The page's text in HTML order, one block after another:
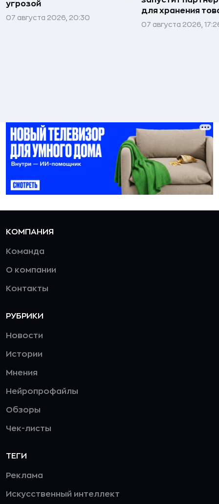
угрозой
07 августа 2026, 20:30
для хранения
07 августа 2026,
КОМПАНИЯ
Команда
О компании
Контакты
РУБРИКИ
Новости
Истории
Мнения
Нейропрофайлы
Обзоры
Чек-листы
ТЕГИ
Реклама
Искусственный интеллект